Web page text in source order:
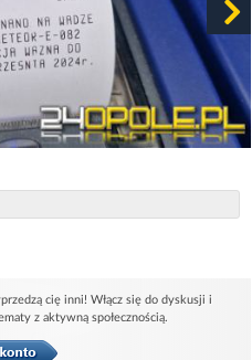
cię inni! Włącz się do dyskusji i
z aktywną społecznością.